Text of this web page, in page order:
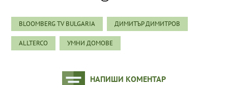
BLOOMBERG TV BULGARIA ДИМИТЪР ДИМИТРОВ
ALLTERCO УМНИ ДОМОВЕ
НАПИШИ КОМЕНТАР